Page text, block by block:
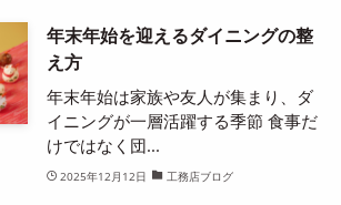
年末年始を迎えるダイニングの整
え方
年末年始は家族や友人が集まり、ダ
イニングが一層活躍する季節 食事だ
けではなく団...
2025年12月12日 工務店ブログ